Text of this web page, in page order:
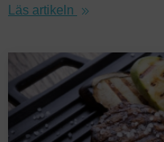
Läs artikeln